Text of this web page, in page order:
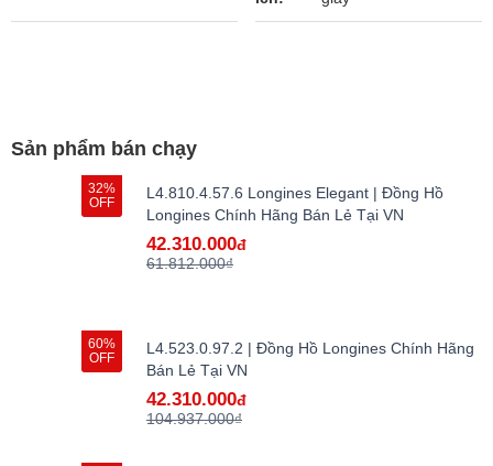
Sản phẩm bán chạy
32%
OFF
L4.810.4.57.6 Longines Elegant | Đồng Hồ
Longines Chính Hãng Bán Lẻ Tại VN
42.310.000đ
61.812.000₫
60%
OFF
L4.523.0.97.2 | Đồng Hồ Longines Chính Hãng
Bán Lẻ Tại VN
42.310.000đ
104.937.000₫